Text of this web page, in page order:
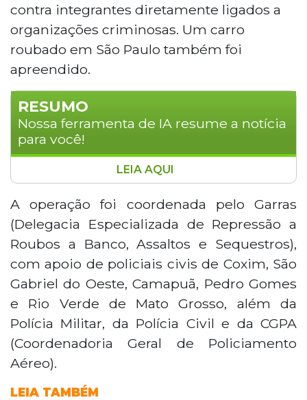
contra integrantes diretamente ligados a
organizações criminosas. Um carro
roubado em São Paulo também foi
apreendido.
RESUMO
Nossa ferramenta de IA resume a notícia
para você!
A Operação Leviatã, realizada nesta
segunda-feira (27) em Coxim, mobilizou
60 policiais e cumpriu 10 mandados de
busca e apreensão e cinco de prisão
contra integrantes de facções criminosas,
incluindo o Comando Vermelho. Um
suspeito morreu após reagir à
abordagem policial. Segundo o delegado
Hoffman D'avilla, grupos organizados
tentam se infiltrar no Estado há seis
meses, explorando a posição estratégica
de Mato Grosso do Sul na fronteira com
Paraguai e Bolívia.
LEIA AQUI
A operação foi coordenada pelo Garras
(Delegacia Especializada de Repressão a
Roubos a Banco, Assaltos e Sequestros),
com apoio de policiais civis de Coxim, São
Gabriel do Oeste, Camapuã, Pedro Gomes
e Rio Verde de Mato Grosso, além da
Polícia Militar, da Polícia Civil e da CGPA
(Coordenadoria Geral de Policiamento
Aéreo).
LEIA TAMBÉM